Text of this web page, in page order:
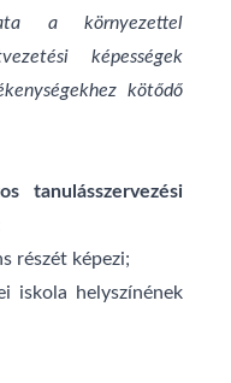
a környezettel
képességek
kötődő
tanulásszervezési
részét képezi;
iskola helyszínének